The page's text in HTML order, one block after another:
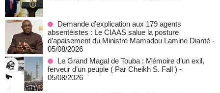
Demande d’explication aux 179 agents
absentéistes : Le CIAAS salue la posture
d’apaisement du Ministre Mamadou Lamine Dianté -
05/08/2026
Le Grand Magal de Touba : Mémoire d’un exil,
ferveur d’un peuple ( Par Cheikh S. Fall ) -
05/08/2026